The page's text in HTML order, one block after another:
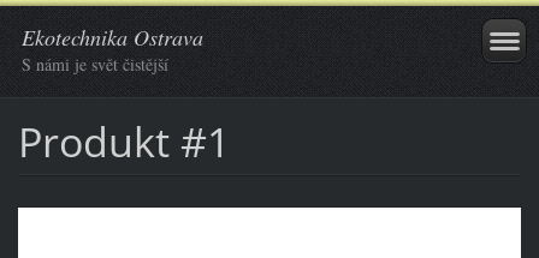
Ekotechnika Ostrava
S námi je svět čistější
Produkt #1